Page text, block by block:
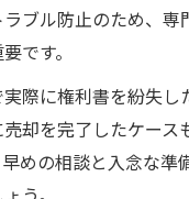
ブル防止のため、専
です。
際に権利書を紛失し
却を完了したケース
めの相談と入念な準